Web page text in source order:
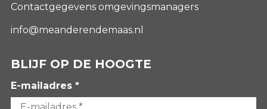
Contactgegevens omgevingsmanagers
info@meanderendemaas.nl
BLIJF OP DE HOOGTE
E-mailadres *